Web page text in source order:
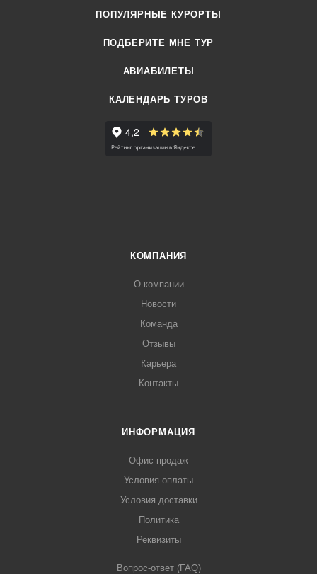
ПОПУЛЯРНЫЕ КУРОРТЫ
ПОДБЕРИТЕ МНЕ ТУР
АВИАБИЛЕТЫ
КАЛЕНДАРЬ ТУРОВ
КОМПАНИЯ
О компании
Новости
Команда
Отзывы
Карьера
Контакты
ИНФОРМАЦИЯ
Офис продаж
Условия оплаты
Условия доставки
Политика
Реквизиты
Вопрос-ответ (FAQ)